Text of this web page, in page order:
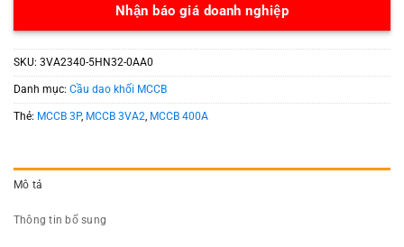
Nhận báo giá doanh nghiệp
SKU: 3VA2340-5HN32-0AA0
Danh mục: Cầu dao khối MCCB
Thẻ: MCCB 3P, MCCB 3VA2 MCCB 400A
Mô tả
Thông tin bổ sung